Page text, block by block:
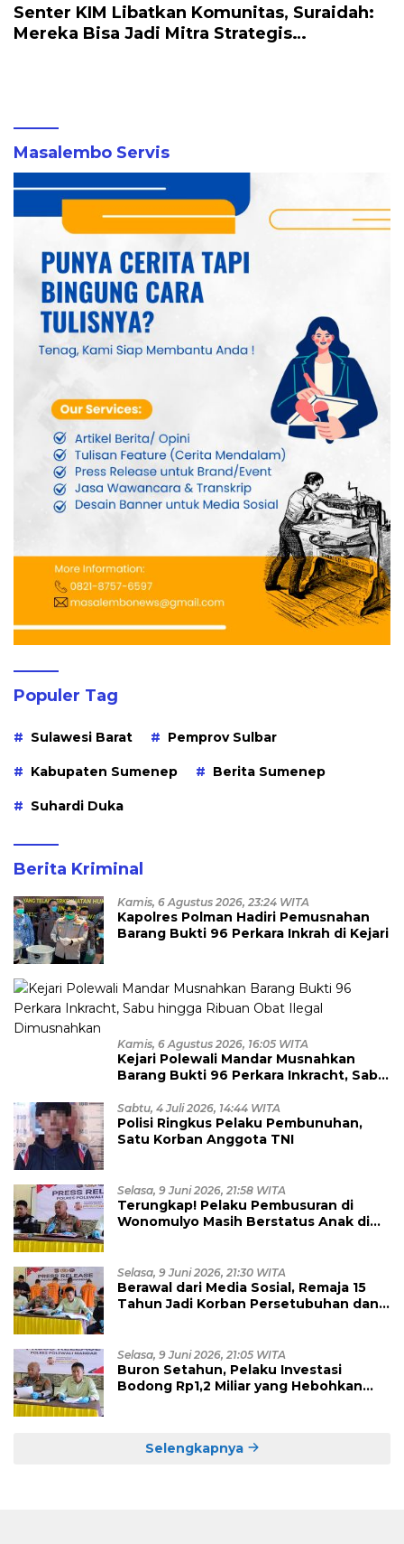
Senter KIM Libatkan Komunitas, Suraidah:
Mereka Bisa Jadi Mitra Strategis
Masalembo Servis
Populer Tag
Sulawesi Barat Pemprov Sulbar
Kabupaten Sumenep Berita Sumenep
Suhardi Duka
Berita Kriminal
Kamis, 6 Agustus 2026, 23:24 WITA
Kapolres Polman Hadiri Pemusnahan
Barang Bukti 96 Perkara Inkrah di Kejari
Kamis, 6 Agustus 2026, 16:05 WITA
Kejari Polewali Mandar Musnahkan
Barang Bukti 96 Perkara Inkracht, Sabu
Dimusnahkan
Sabtu, 4 Juli 2026, 14:44 WITA
Polisi Ringkus Pelaku Pembunuhan,
Satu Korban Anggota TNI
Selasa, 9 Juni 2026, 21:58 WITA
Terungkap! Pelaku Pembusuran di
Wonomulyo Masih Berstatus Anak di
Selasa, 9 Juni 2026, 21:30 WITA
Berawal dari Media Sosial, Remaja 15
Tahun Jadi Korban Persetubuhan dan
Selasa, 9 Juni 2026, 21:05 WITA
Buron Setahun, Pelaku Investasi
Bodong Rp1,2 Miliar yang Hebohkan
Selengkapnya